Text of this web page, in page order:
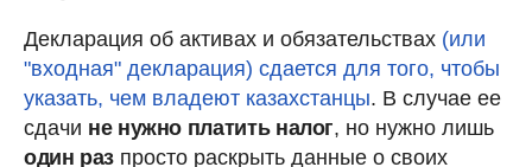
Декларация об активах и обязательствах (или
"входная" декларация) сдается для того, чтобы
указать, чем владеют казахстанцы. В случае ее
сдачи не нужно платить налог, но нужно лишь
один раз просто раскрыть данные о своих